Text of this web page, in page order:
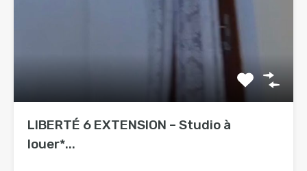
LIBERTÉ 6 EXTENSION – Studio à
louer*...